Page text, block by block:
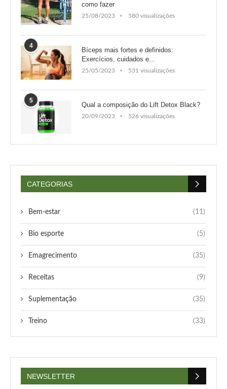
como fazer
25/08/2023 580 visualizações
4
Bíceps mais fortes e definidos:
Exercícios, cuidados e...
25/05/2023 531 visualizações
5
Qual a composição do Lift Detox Black?
20/09/2023 526 visualizações
CATEGORIAS
Bem-estar (11)
Bio esporte (5)
Emagrecimento (35)
Receitas (9)
Suplementação (35)
Treino (33)
NEWSLETTER